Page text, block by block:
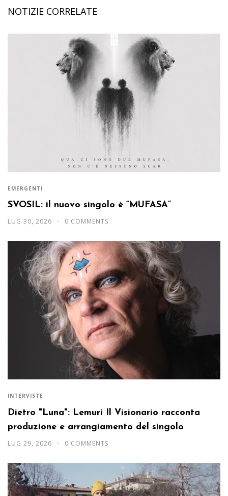
NOTIZIE CORRELATE
EMERGENTI
SVOSIL: il nuovo singolo è “MUFASA”
LUG 30, 2026 0 COMMENTS
INTERVISTE
Dietro "Luna": Lemuri Il Visionario racconta
produzione e arrangiamento del singolo
LUG 29, 2026 0 COMMENTS